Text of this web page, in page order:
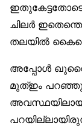
ഇതുകേട്ടതോടെ
ചിലർ
തലയിൽ
അപ്പോൾ
മുത്ഇം